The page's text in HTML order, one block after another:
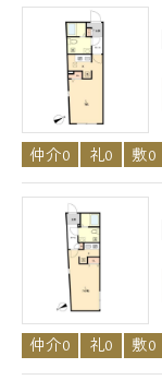
仲介0 礼0 敷0
仲介0 礼0 敷0